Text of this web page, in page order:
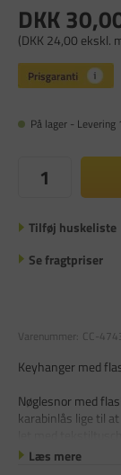
DKK
(DKK 24,00 ekskl.
På lager - Levering
Tilføj huskeliste
Se fragtpriser
Varenummer: CC-
Keyhanger med
Nøglesnor med
karabinlås lige til
Læs mere